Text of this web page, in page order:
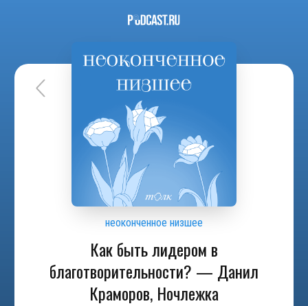
неоконченное низшее
Как быть лидером в
благотворительности? — Данил
Краморов, Ночлежка